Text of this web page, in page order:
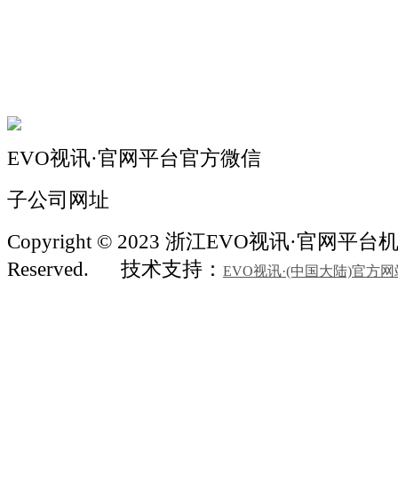
EVO视讯·官网平台官方微信
子公司网址
Copyright © 2023 浙江EVO视讯·官网平台
Reserved.
技术支持： EVO视讯·(中国大陆)官方网